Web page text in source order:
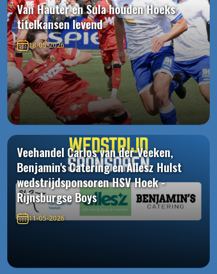
Van Hauter en Sula houden Hoeks
titelkansen levend
18-05-2026
Veehandel Carlos van der Veeken,
Benjamin's Catering en Allesz Hulst
wedstrijdsponsoren HSV Hoek -
Rijnsburgse Boys
11-05-2026